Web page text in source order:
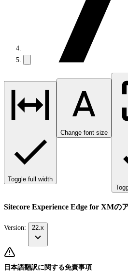
Toggle full width
Change font size
Sitecore Experience Edge for XMの
Version: 22.x
日本語翻訳に関する免責事項